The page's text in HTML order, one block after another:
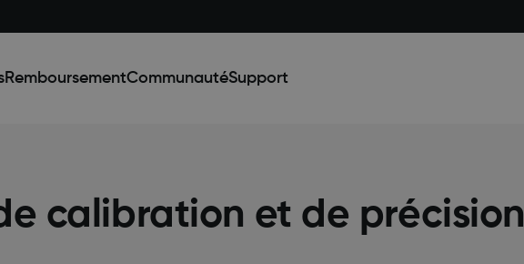
RemboursementCommunautéSupport
calibration et de précision